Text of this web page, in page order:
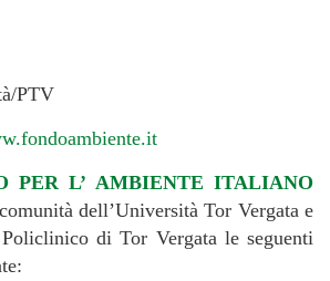
PTV
PER L’ AMBIENTE ITALIANO
dell’Università Tor Vergata e
di Tor Vergata le seguenti